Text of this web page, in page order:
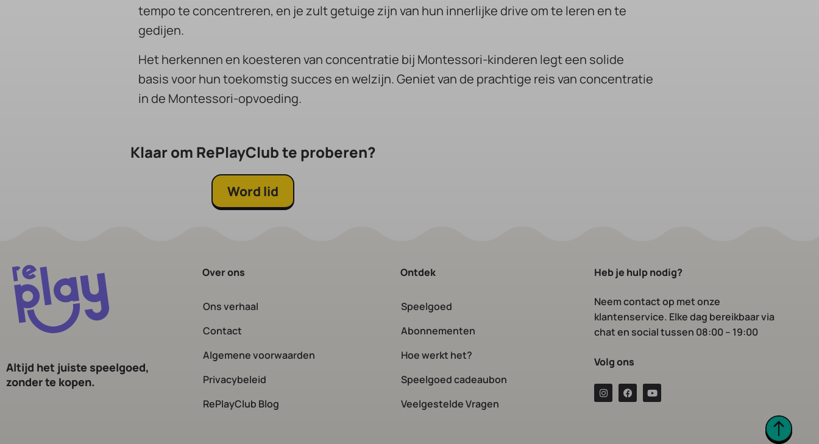
tempo te concentreren, en je zult getuige zijn van hun innerlijke drive om te leren en te
gedijen.
Het herkennen en koesteren van concentratie bij Montessori-kinderen legt een solide
basis voor hun toekomstig succes en welzijn. Geniet van de prachtige reis van concentratie
in de Montessori-opvoeding.
Klaar om RePlayClub te proberen?
Word lid
Altijd het juiste speelgoed,
zonder te kopen.
Over ons
Ons verhaal
Contact
Algemene voorwaarden
Privacybeleid
RePlayClub Blog
Ontdek
Speelgoed
Abonnementen
Hoe werkt het?
Speelgoed cadeaubon
Veelgestelde Vragen
Heb je hulp nodig?
Neem contact op met onze
klantenservice. Elke dag bereikbaar via
chat en social tussen 08:00 – 19:00
Volg ons